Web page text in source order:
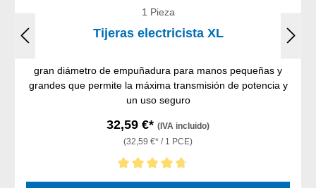
1 Pieza
Tijeras electricista XL
gran diámetro de empuñadura para manos pequeñas y
grandes que permite la máxima transmisión de potencia y
un uso seguro
32,59 €* (IVA incluido)
(32,59 €* / 1 PCE)
Calificación promedio de 4.75 de 5 estrellas